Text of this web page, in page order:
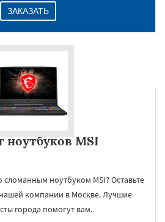
ЗАКАЗАТЬ
ноутбуков MSI
сломанным ноутбуком MSI? Оставьте
компании в Москве. Лучшие
города помогут вам.